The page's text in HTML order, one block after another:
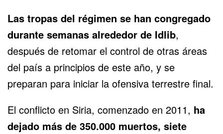
Las tropas del régimen se han congregado
durante semanas alrededor de Idlib,
después de retomar el control de otras áreas
del país a principios de este año, y se
preparan para iniciar la ofensiva terrestre final.
El conflicto en Siria, comenzado en 2011, ha
dejado más de 350.000 muertos, siete